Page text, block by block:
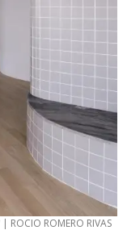
| ROCIO ROMERO RIVAS